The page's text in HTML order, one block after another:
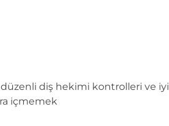
düzenli diş hekimi kontrolleri ve iyi
içmemek